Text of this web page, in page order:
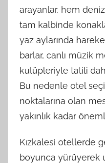
arayanlar, hem
tam kalbinde
yaz aylarında
barlar, canlı müzik
kulüpleriyle tatili
Bu nedenle otel
noktalarına olan
yakınlık kadar
Kızkalesi otellerde
boyunca yürüyerek